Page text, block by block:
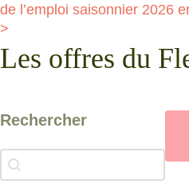
de l’emploi saisonnier 2026
>
Les offres du
Rechercher
Rechercher
Rechercher